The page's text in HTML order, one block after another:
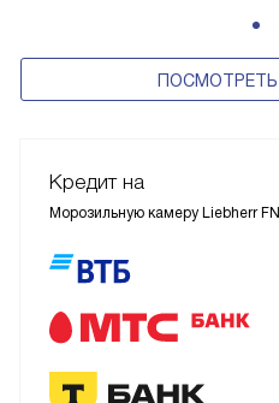
Кредит на
Морозильную камеру Liebherr